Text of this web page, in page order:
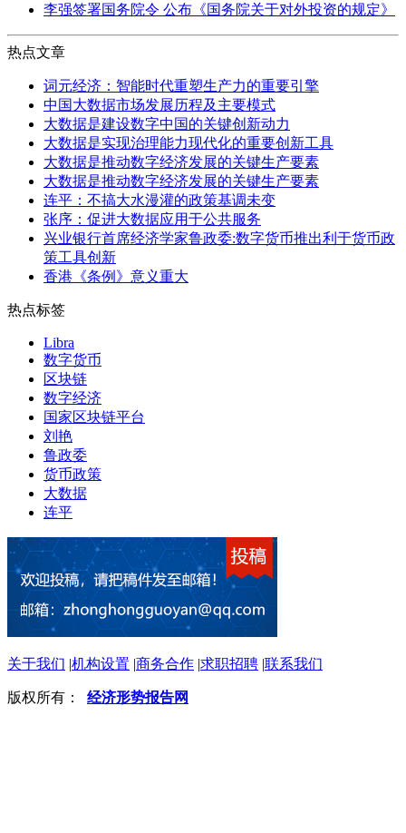
李强签署国务院令 公布《国务院关于对外投资的规定》
热点文章
词元经济：智能时代重塑生产力的重要引擎
中国大数据市场发展历程及主要模式
大数据是建设数字中国的关键创新动力
大数据是实现治理能力现代化的重要创新工具
大数据是推动数字经济发展的关键生产要素
大数据是推动数字经济发展的关键生产要素
连平：不搞大水漫灌的政策基调未变
张序：促进大数据应用于公共服务
兴业银行首席经济学家鲁政委:数字货币推出利于货币政
策工具创新
香港《条例》意义重大
热点标签
Libra
数字货币
区块链
数字经济
国家区块链平台
刘艳
鲁政委
货币政策
大数据
连平
关于我们 |机构设置 |商务合作 |求职招聘 |联系我们
版权所有： 经济形势报告网